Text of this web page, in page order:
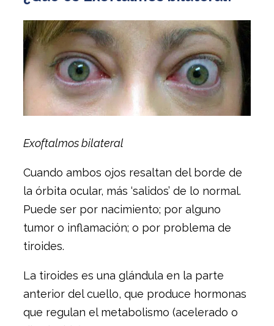
Exoftalmos bilateral
Cuando ambos ojos resaltan del borde de
la órbita ocular, más ‘salidos’ de lo normal.
Puede ser por nacimiento; por alguno
tumor o inflamación; o por problema de
tiroides.
La tiroides es una glándula en la parte
anterior del cuello, que produce hormonas
que regulan el metabolismo (acelerado o